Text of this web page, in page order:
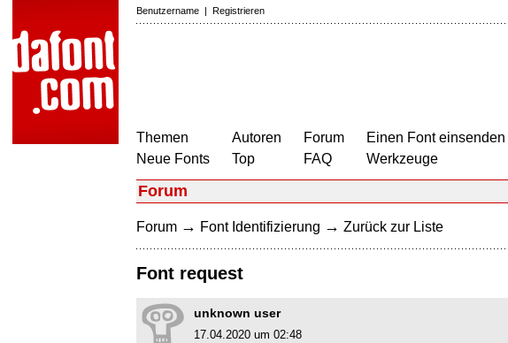
Benutzername | Registrieren
Themen
Neue Fonts
Autoren
Top
Forum
FAQ
Einen Font einsenden
Werkzeuge
Forum
Forum → Font Identifizierung → Zurück zur Liste
Font request
unknown user
17.04.2020 um 02:48